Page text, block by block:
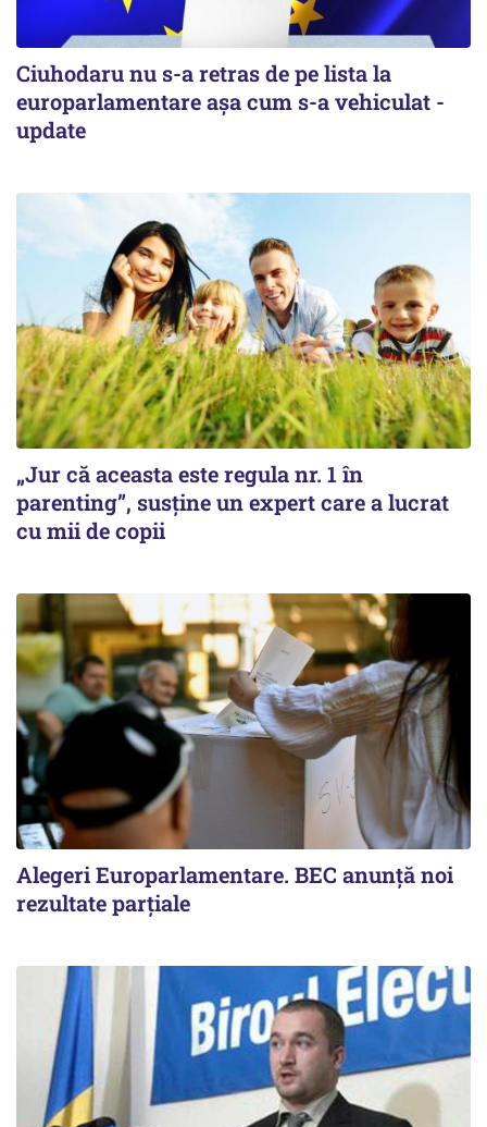
Ciuhodaru nu s-a retras de pe lista la
europarlamentare așa cum s-a vehiculat -
update
„Jur că aceasta este regula nr. 1 în
parenting”, susține un expert care a lucrat
cu mii de copii
Alegeri Europarlamentare. BEC anunţă noi
rezultate parţiale